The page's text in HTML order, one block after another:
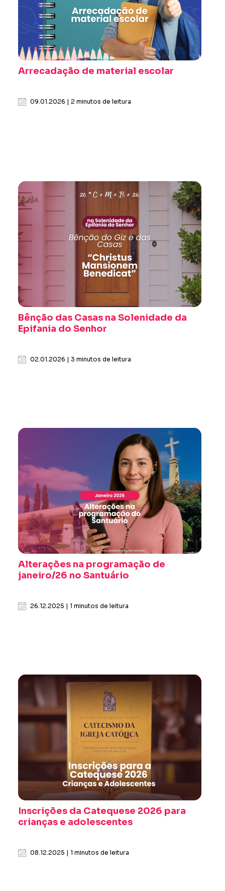
Arrecadação de material escolar
09.01.2026 | 2 minutos de leitura
Bênção das Casas na Solenidade da
Epifania do Senhor
02.01.2026 | 3 minutos de leitura
Alterações na programação de
janeiro/26 no Santuário
26.12.2025 | 1 minutos de leitura
Inscrições da Catequese 2026 para
crianças e adolescentes
08.12.2025 | 1 minutos de leitura